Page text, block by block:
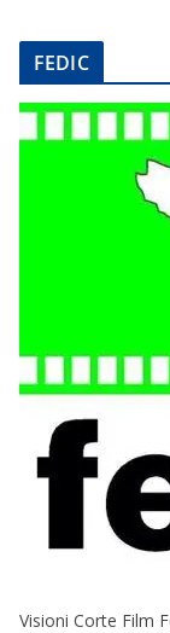
FEDIC
Visioni Corte Film